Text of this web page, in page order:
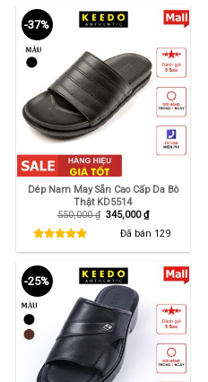
-37%
Dép Nam May Sẵn Cao Cấp Da Bò
Thật KD5514
550,000₫ Giá
550,000 ₫.
345,000₫Giá
hiện
tại
là:
345,000 ₫.
Đã bán 129
-25%